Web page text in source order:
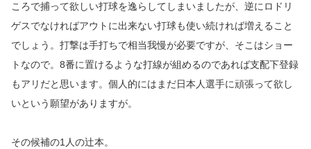
ころで捕って欲しい打球を逸らしてしまいましたが、逆にロドリ
ゲスでなければアウトに出来ない打球も使い続ければ増えること
でしょう。打撃は手打ちで相当我慢が必要ですが、そこはショー
トなので。8番に置けるような打線が組めるのであれば支配下登録
もアリだと思います。個人的にはまだ日本人選手に頑張って欲し
いという願望がありますが。
その候補の1人の辻本。